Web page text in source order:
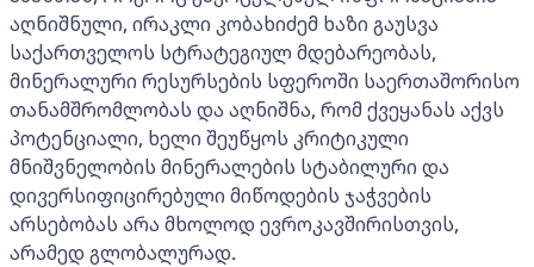
აღნიშნული, ირაკლი კობახიძემ ხაზი გაუსვა
საქართველოს სტრატეგიულ მდებარეობას,
მინერალური რესურსების სფეროში საერთაშორისო
თანამშრომლობას და აღნიშნა, რომ ქვეყანას აქვს
პოტენციალი, ხელი შეუწყოს კრიტიკული
მნიშვნელობის მინერალების სტაბილური და
დივერსიფიცირებული მიწოდების ჯაჭვების
არსებობას არა მხოლოდ ევროკავშირისთვის,
არამედ გლობალურად.